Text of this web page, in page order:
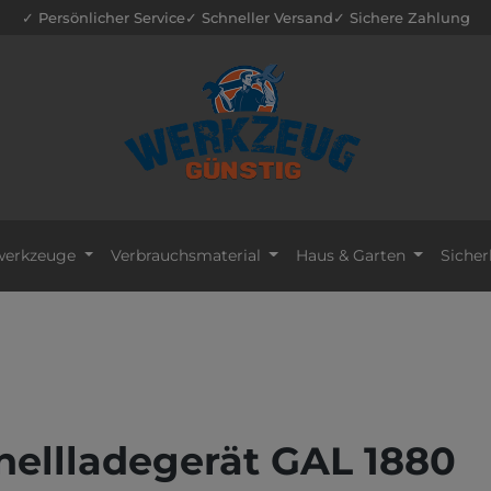
✓ Persönlicher Service✓ Schneller Versand✓ Sichere Zahlung
Verbrauchsmaterial Haus & Garten
GAL 1880